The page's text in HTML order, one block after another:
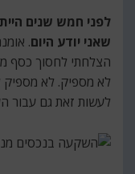
לפני חמש שנים
שאני יודע היום.
הצלחתי לחסוך כסף
לא מספיק. לא מספיק
לעשות זאת גם עבור